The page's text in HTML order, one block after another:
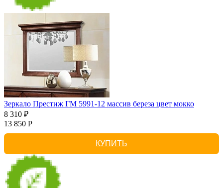
Зеркало Престиж ГМ 5991-12 массив береза цвет мокко
8 310 ₽
13 850 Р
КУПИТЬ